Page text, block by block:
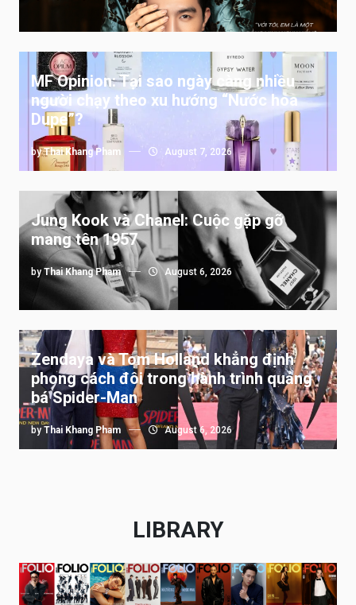
MF Opinion: Tại sao ngày càng nhiều
người chạy theo xu hướng “Nước hoa
Dupe”?
byThai Khang Pham August 7, 2026
Jung Kook và Chanel: Cuộc gặp gỡ
mang tên 1957
by Thai Khang Pham August 6, 2026
Zendaya và Tom Holland khẳng định
phong cách đôi trong hành trình quảng
bá Spider-Man
by Thai Khang Pham August 6, 2026
LIBRARY